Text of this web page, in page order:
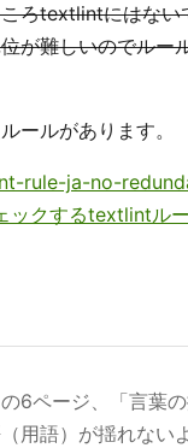
ろtextlintにはない
が難しいのでルー
ールがあります。
rule-ja-no-
ックするtextlintル
の6ページ、「言葉
用語）が揺れない